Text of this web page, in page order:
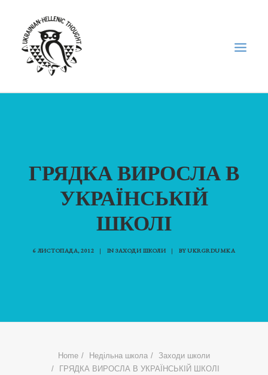
ФОРУМ УКРАЇНСЬКОЇ ДІАСПОРИ В ГРЕЦІЇ
“ВІСНИК”/”ΑΓΓΕΛΙΑΦΌΡΟΣ”
ГРЯДКА ВИРОСЛА В
УКРАЇНСЬКІЙ
ШКОЛІ
6 ЛИСТОПАДА, 2012 | INЗАХОДИ ШКОЛИ | BYUKRGRDUMKA
Home Недільна школа
Заходи школи
ГРЯДКА ВИРОСЛА В УКРАЇНСЬКІЙ ШКОЛІ